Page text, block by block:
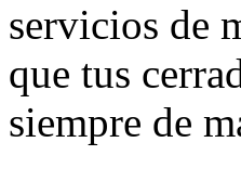
servicios de
que tus
siempre de